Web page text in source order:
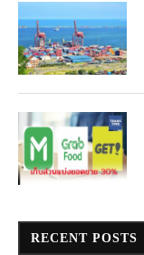
RECENT POSTS